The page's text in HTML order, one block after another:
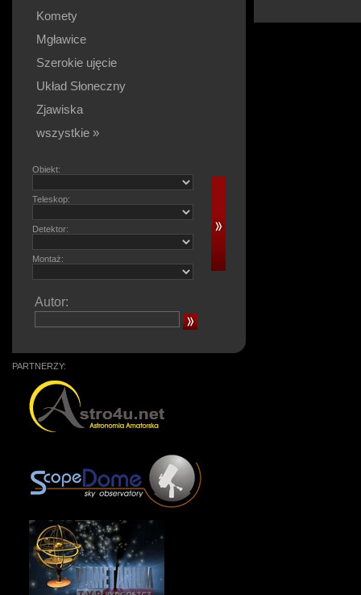
Komety
Mgławice
Szerokie ujęcie
Układ Słoneczny
Zjawiska
wszystkie »
Obiekt:
Teleskop:
Detektor:
Montaż:
Autor:
PARTNERZY: